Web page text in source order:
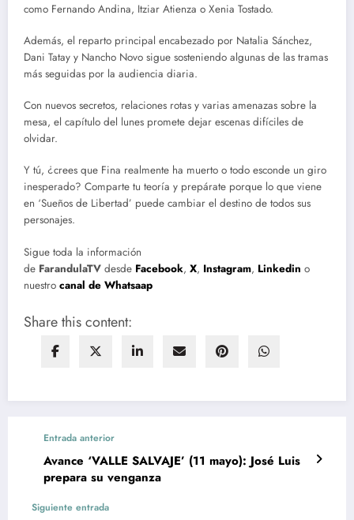
como Fernando Andina, Itziar Atienza o Xenia Tostado.
Además, el reparto principal encabezado por Natalia Sánchez,
Dani Tatay y Nancho Novo sigue sosteniendo algunas de las tramas
más seguidas por la audiencia diaria.
Con nuevos secretos, relaciones rotas y varias amenazas sobre la
mesa, el capítulo del lunes promete dejar escenas difíciles de
olvidar.
Y tú, ¿crees que Fina realmente ha muerto o todo esconde un giro
inesperado? Comparte tu teoría y prepárate porque lo que viene
en ‘Sueños de Libertad’ puede cambiar el destino de todos sus
personajes.
Sigue toda la información
de FarandulaTV desde Facebook, X, Instagram, Linkedin o
nuestro canal de Whatsaap
Share this content:
Entrada anterior
Avance ‘VALLE SALVAJE’ (11 mayo): José Luis
prepara su venganza
Siguiente entrada